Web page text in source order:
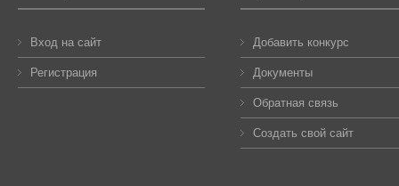
Вход на сайт
Регистрация
Добавить конкурс
Документы
Обратная связь
Создать свой сайт